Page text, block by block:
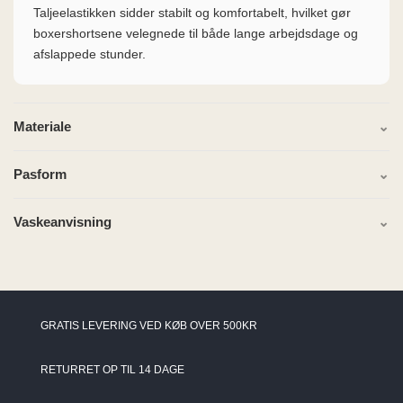
Taljeelastikken sidder stabilt og komfortabelt, hvilket gør
boxershortsene velegnede til både lange arbejdsdage og
afslappede stunder.
Materiale
Pasform
Vaskeanvisning
GRATIS LEVERING VED KØB OVER 500KR
RETURRET OP TIL 14 DAGE